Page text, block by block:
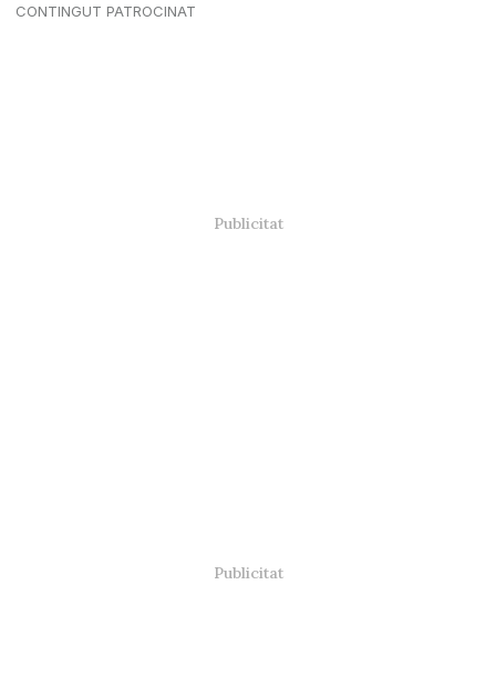
CONTINGUT PATROCINAT